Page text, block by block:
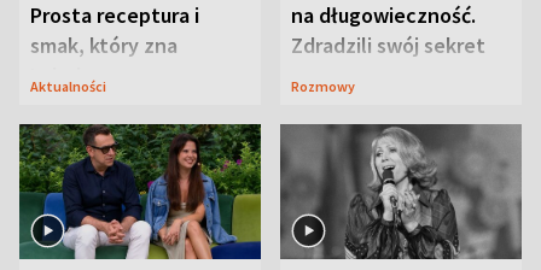
Prosta receptura i
smak, który zna
Lubelszczyzna
Aktualności
na długowieczność.
Zdradzili swój sekret
Rozmowy